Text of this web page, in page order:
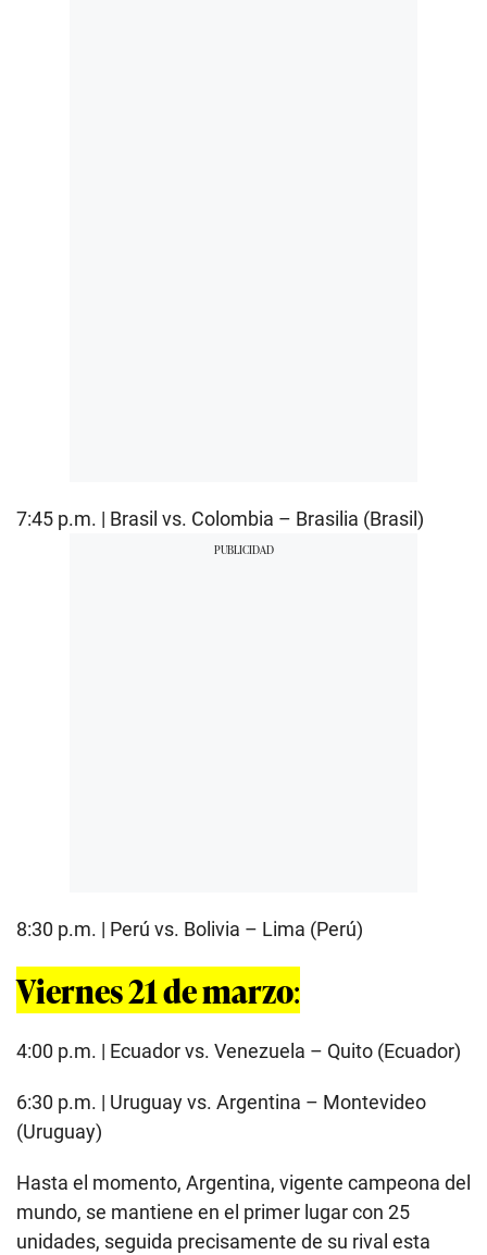
7:45 p.m. | Brasil vs. Colombia – Brasilia (Brasil)
8:30 p.m. | Perú vs. Bolivia – Lima (Perú)
Viernes 21 de marzo:
4:00 p.m. | Ecuador vs. Venezuela – Quito (Ecuador)
6:30 p.m. | Uruguay vs. Argentina – Montevideo
(Uruguay)
Hasta el momento, Argentina, vigente campeona del
mundo, se mantiene en el primer lugar con 25
unidades, seguida precisamente de su rival esta